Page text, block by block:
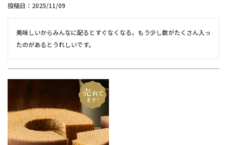
投稿日 2025/11/09
美味しいからみんなに配るとすぐなくなる。もう少し数がたくさん入っ
たのがあるとうれしいです。